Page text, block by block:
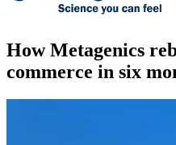
How Metagenics
commerce in six